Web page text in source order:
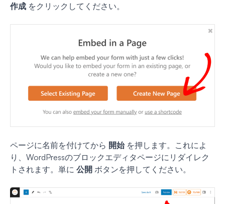
作成 をクリックしてください。
ページに名前を付けてから 開始を押します。これによ
り、WordPressのブロックエディタページにリダイレク
トされます。単に 公開 ボタンを押してください。